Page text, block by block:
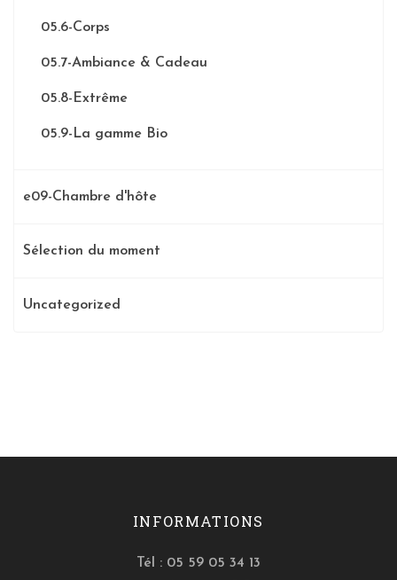
05.6-Corps
05.7-Ambiance & Cadeau
05.8-Extrême
05.9-La gamme Bio
e09-Chambre d'hôte
Sélection du moment
Uncategorized
INFORMATIONS
Tél : 05 59 05 34 13